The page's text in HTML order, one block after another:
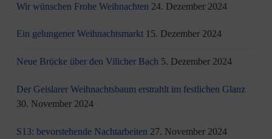
Wir wünschen Frohe Weihnachten 24. Dezember 2024
Ein gelungener Weihnachtsmarkt 15. Dezember 2024
Neue Brücke über den Vilicher Bach 5. Dezember 2024
Der Geislarer Weihnachtsbaum erstrahlt im festlichen Glanz
30. November 2024
S13: bevorstehende Nachtarbeiten 27. November 2024